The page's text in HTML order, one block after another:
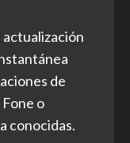
actualización
de
o
conocidas.